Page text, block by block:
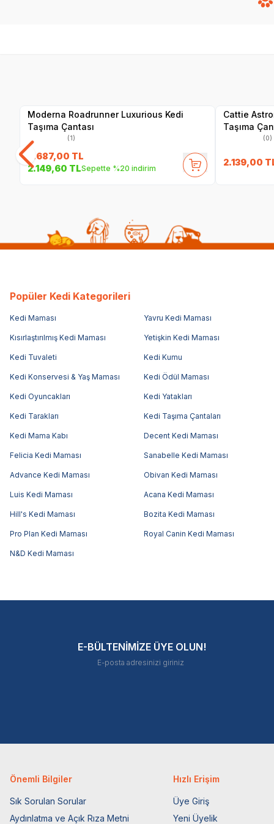
Moderna Roadrunner Luxurious Kedi
Taşıma Çantası
(1)
2.687,00 TL
2.149,60 TLSepette %20 indirim
Cattie
Taşıma
(0)
2.139,00
Popüler Kedi Kategorileri
Kedi Maması Yavru Kedi Maması
Kısırlaştırılmış Kedi Maması Yetişkin Kedi Maması
Kedi Tuvaleti Kedi Kumu
Kedi Konservesi & Yaş Maması Kedi Ödül Maması
Kedi Oyuncakları Kedi Yatakları
Kedi Tarakları Kedi Taşıma Çantaları
Kedi Mama Kabı Decent Kedi Maması
Felicia Kedi Maması Sanabelle Kedi Maması
Advance Kedi Maması Obivan Kedi Maması
Luis Kedi Maması Acana Kedi Maması
Hill's Kedi Maması Bozita Kedi Maması
Pro Plan Kedi Maması Royal Canin Kedi Maması
N&D Kedi Maması
E-BÜLTENİMİZE ÜYE OLUN!
Önemli Bilgiler
Sık Sorulan Sorular
Aydınlatma ve Açık Rıza Metni
Hızlı Erişim
Üye Giriş
Yeni Üyelik